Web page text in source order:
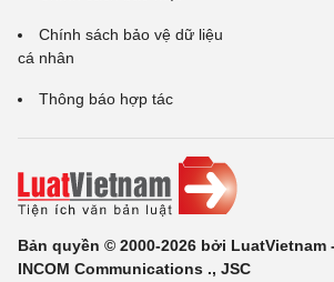
Chính sách bảo vệ dữ liệu
cá nhân
Thông báo hợp tác
Bản quyền © 2000-2026 bởi LuatVietnam
INCOM Communications ., JSC